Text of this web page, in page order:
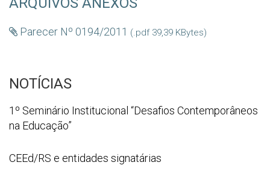
Parecer Nº 0194/2011 (.pdf 39,39 KBytes)
NOTÍCIAS
1º
Seminário
“Desafios
Contemporâneos
1º Seminário Institucional “Desafios Contemporâneos
na Educação”
WhatsApp
CEEd/RS e entidades signatárias